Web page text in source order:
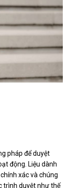
pháp để duyệt
động. Liệu dành
xác và chúng
trình duyệt như thế